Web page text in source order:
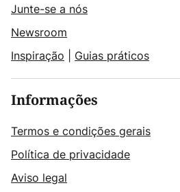
Junte-se a nós
Newsroom
Inspiração
Guias práticos
Informações
Termos e condições gerais
Política de privacidade
Aviso legal